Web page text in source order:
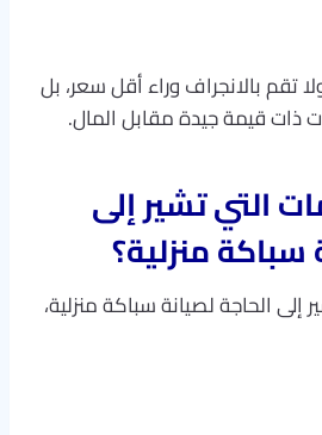
تقم بالانجراف وراء أقل سعر، بل
ذات قيمة جيدة مقابل المال.
التي تشير إلى
سباكة منزلية؟
الحاجة لصيانة سباكة منزلية،